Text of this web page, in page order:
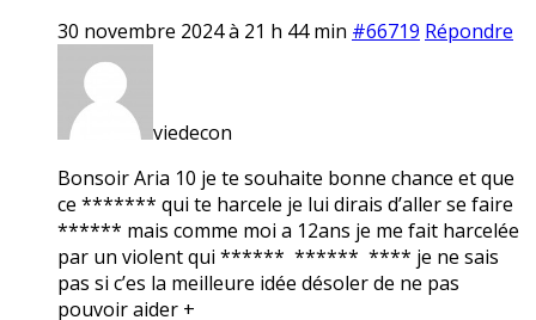
30 novembre 2024 à 21 h 44 min #66719 Répondre
viedecon
Bonsoir Aria 10 je te souhaite bonne chance et que
ce ******* qui te harcele je lui dirais d’aller se faire
****** mais comme moi a 12ans je me fait harcelée
par un violent qui ****** ****** **** je ne sais
pas si c’es la meilleure idée désoler de ne pas
pouvoir aider +